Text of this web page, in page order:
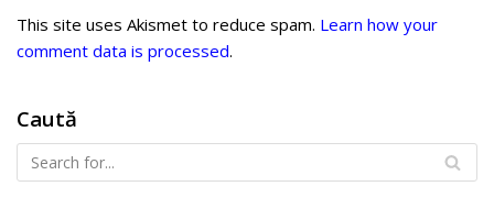
This site uses Akismet to reduce spam. Learn how your
comment data is processed.
Caută